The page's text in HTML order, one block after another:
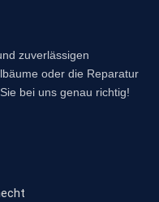
zuverlässigen
oder die Reparatur
bei uns genau richtig!